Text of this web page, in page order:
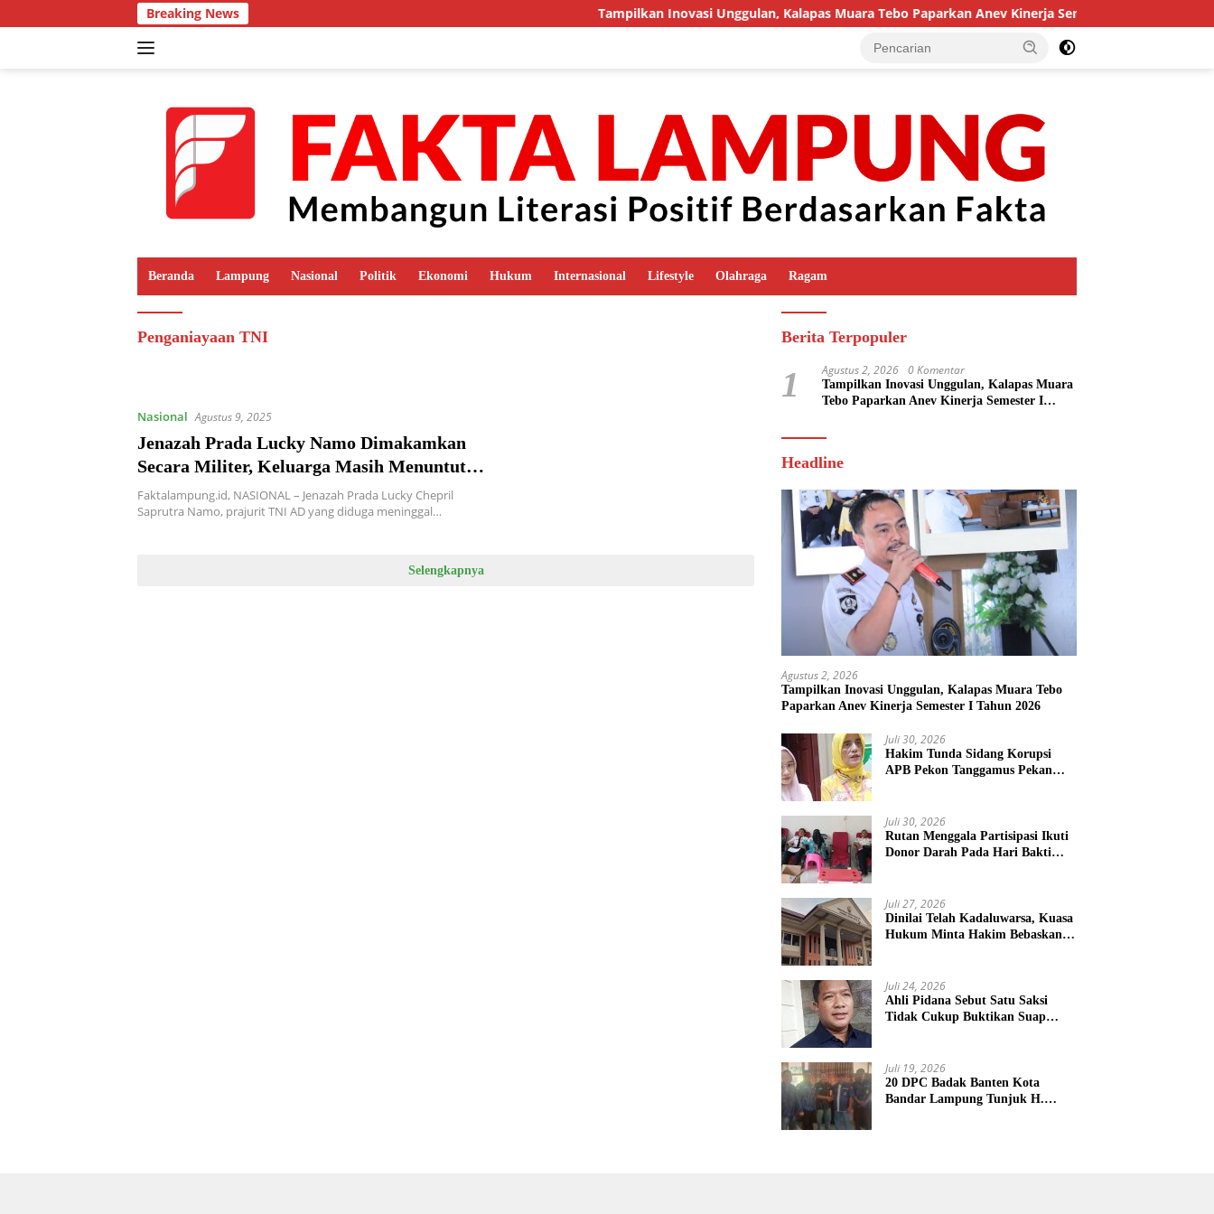
ke
Breaking News Tampilkan Inovasi Unggulan, Kalapas Muara Tebo Paparkan Anev Kinerja Semester I Tahun 2026
Beranda Lampung Nasional Politik Ekonomi Hukum Internasional Lifestyle Olahraga Ragam
Penganiayaan TNI
Nasional Agustus 9, 2025
Jenazah Prada Lucky Namo Dimakamkan
Secara Militer, Keluarga Masih Menuntut
Keadilan
Faktalampung.id, NASIONAL – Jenazah Prada Lucky Chepril
Saprutra Namo, prajurit TNI AD yang diduga meninggal…
Selengkapnya
Berita Terpopuler
1 Agustus 2, 2026 0 Komentar
Tampilkan Inovasi Unggulan, Kalapas Muara
Tebo Paparkan Anev Kinerja Semester I
Headline
Agustus 2, 2026
Tampilkan Inovasi Unggulan, Kalapas Muara Tebo
Paparkan Anev Kinerja Semester I Tahun 2026
Juli 30, 2026
Hakim Tunda Sidang Korupsi
APB Pekon Tanggamus Pekan
Juli 30, 2026
Rutan Menggala Partisipasi Ikuti
Donor Darah Pada Hari Bakti
Juli 27, 2026
Dinilai Telah Kadaluwarsa, Kuasa
Hukum Minta Hakim Bebaskan
Juli 24, 2026
Ahli Pidana Sebut Satu Saksi
Tidak Cukup Buktikan Suap
Juli 19, 2026
20 DPC Badak Banten Kota
Bandar Lampung Tunjuk H.